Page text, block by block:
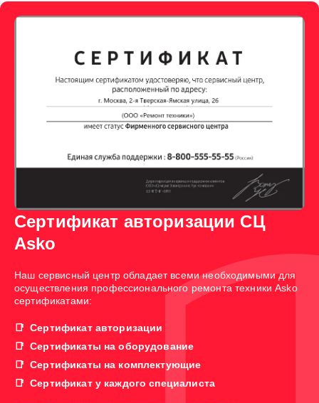
Сертификат авторизации СЦ
Asko
Наш сервисный центр обладает всеми необходимыми для
осуществления профессионального ремонта техники Asko
сертификатами:
Сертификат авторизации
Сертификаты на оборудование
Сертификаты на комплектующие
Сертификат у каждого специалиста